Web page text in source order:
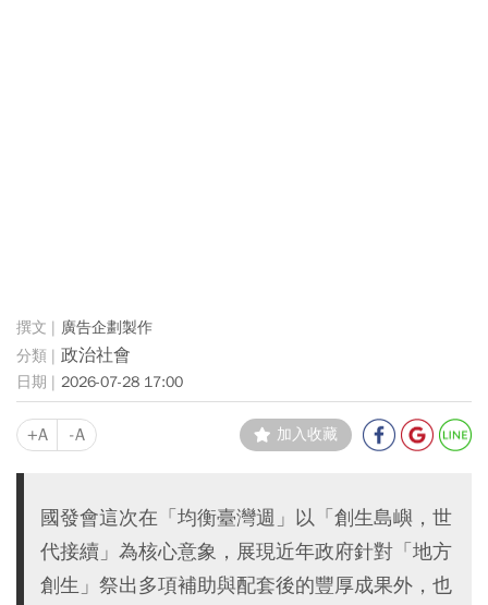
廣告企劃製作
政治社會
2026-07-28 17:00
+A -A 加入收藏
國發會這次在「均衡臺灣週」以「創生島嶼，世
代接續」為核心意象，展現近年政府針對「地方
創生」祭出多項補助與配套後的豐厚成果外，也